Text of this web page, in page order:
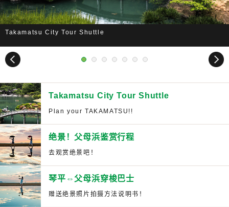
Tour Shuttle
2 3 4 5 6 7
Next
Takamatsu City Tour Shuttle
Plan your TAKAMATSU!!
绝景！父母浜鉴赏行程
去观赏绝景吧！
琴平⇔父母浜穿梭巴士
赠送绝景照片拍摄方法说明书！